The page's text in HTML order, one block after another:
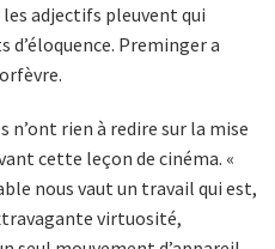
adjectifs pleuvent qui
Preminger a
rien à redire sur la mise
cette leçon de cinéma. «
nous vaut un travail qui est,
virtuosité,